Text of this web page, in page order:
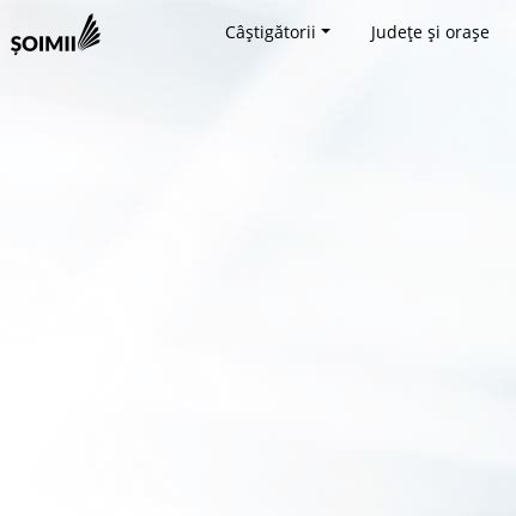
Câștigătorii Județe și orașe